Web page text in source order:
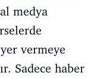
medya
vermeye
Sadece haber